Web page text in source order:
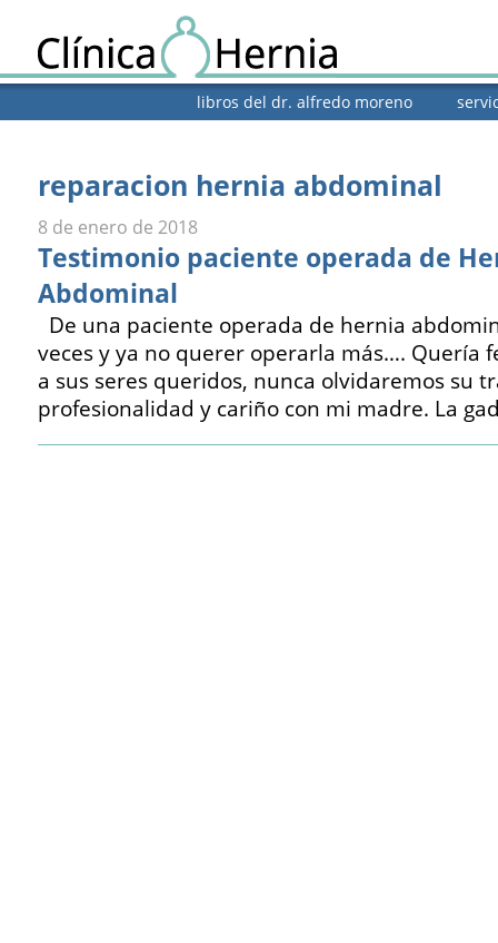
libros del dr. alfredo moreno
reparacion hernia abdominal
8 de enero de 2018
Testimonio paciente operada de
Abdominal
De una paciente operada de hernia
veces y ya no querer operarla más…. Quería
a sus seres queridos, nunca olvidaremos su
profesionalidad y cariño con mi madre. La